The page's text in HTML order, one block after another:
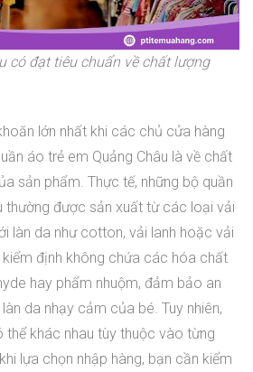
có đạt tiêu chuẩn về chất lượng
lớn nhất khi các chủ cửa hàng
áo trẻ em Quảng Châu là về chất
sản phẩm. Thực tế, những bộ quần
thường được sản xuất từ các loại vải
làn da như cotton, vải lanh hoặc vải
định không chứa các hóa chất
hay phẩm nhuộm, đảm bảo an
da nhạy cảm của bé. Tuy nhiên,
khác nhau tùy thuộc vào từng
lựa chọn nhập hàng, bạn cần kiểm